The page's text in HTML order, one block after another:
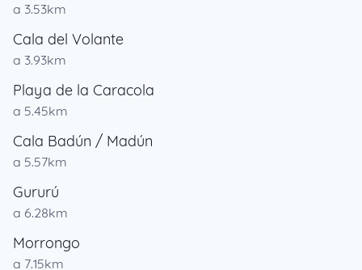
a 3.53km
Cala del Volante
a 3.93km
Playa de la Caracola
a 5.45km
Cala Badún / Madún
a 5.57km
Gururú
a 6.28km
Morrongo
a 7.15km